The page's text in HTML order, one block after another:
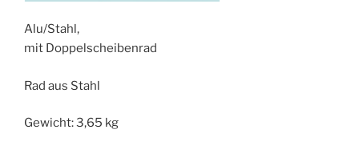
Alu/Stahl,
mit Doppelscheibenrad
Rad aus Stahl
Gewicht: 3,65 kg